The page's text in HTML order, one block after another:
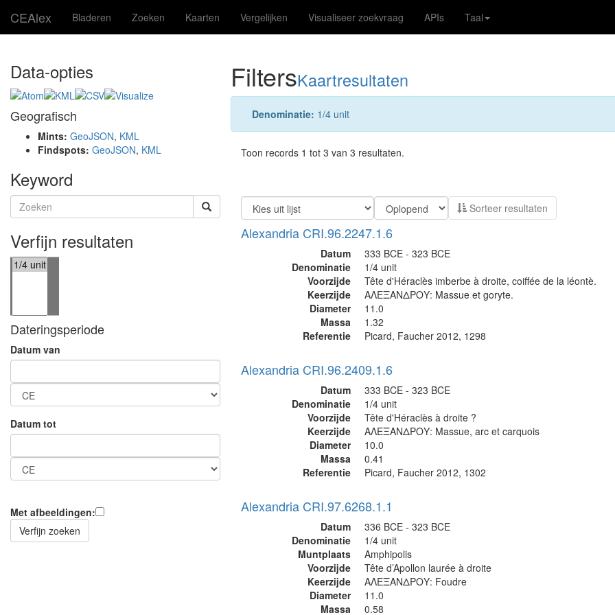
CEAlex Bladeren Zoeken Kaarten Vergelijken Visualiseer zoekvraag APIs Taal
FiltersKaartresultaten
Denominatie: 1/4 unit
Toon records 1 tot 3 van 3 resultaten.
Sorteer resultaten
Alexandria CRI.96.2247.1.6
Datum
333 BCE - 323 BCE
Denominatie
1/4 unit
Voorzijde
Tête d'Héraclès imberbe à droite, coiffée de la léontè.
Keerzijde
ΑΛΕΞΑΝΔΡΟΥ: Massue et goryte.
Diameter
11.0
Massa
1.32
Referentie
Picard, Faucher 2012, 1298
Alexandria CRI.96.2409.1.6
Datum
333 BCE - 323 BCE
Denominatie
1/4 unit
Voorzijde
Tête d'Héraclès à droite ?
Keerzijde
ΑΛΕΞΑΝΔΡΟΥ: Massue, arc et carquois
Diameter
10.0
Massa
0.41
Referentie
Picard, Faucher 2012, 1302
Alexandria CRI.97.6268.1.1
Datum
336 BCE - 323 BCE
Denominatie
1/4 unit
Muntplaats
Amphipolis
Voorzijde
Tête d’Apollon laurée à droite
Keerzijde
ΑΛΕΞΑΝΔΡΟΥ: Foudre
Diameter
11.0
Massa
0.58
Data-opties
Geografisch
Mints: GeoJSON, KML
Findspots: GeoJSON, KML
Keyword
Verfijn resultaten
Dateringsperiode
Datum van
Datum tot
Met afbeeldingen: